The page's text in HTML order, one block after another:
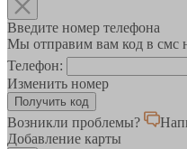
Введите номер телефона
Мы отправим вам код в смс
Телефон:
Изменить номер
Возникли проблемы?
Добавление карты